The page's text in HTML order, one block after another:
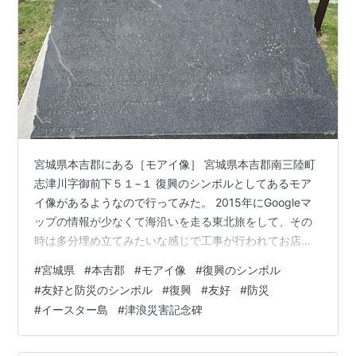
が発見されているが、宣教師により「悪魔の文字」とし
て焼却処分されるなどして現在残っている資料はほとん
どなく、未だ解読されていない。僅かに独特の書き方--
-奇数行と偶数行が180度反転して書かれている---が知
られているのみである。
宮城県本吉郡にある［モアイ像］ 宮城県本吉郡南三陸町
志津川字御前下５１−１ 復興のシンボルとしてあるモア
イ像があるようなので行ってみた。 ⁡2015年にGoogleマ
ップの情報が少なくて海沿いを走る東北旅をして、その
時は多分埋め立てみたいな感じで工事が行われてお店見
ビで観るモアイで左はなんか目が付いてちょっと凛々し
いモアイﾜﾗ 説明見たら［友好と防災のシンボル］の意味
でだいぶ前から置いてあるそうです。 10年経って来ると
思ってなかった。 よく分からないけど私の感覚なんだけ
#宮城県 #本吉郡 #モアイ像 #復興のシンボル
#友好と防災のシンボル #復興 #友好 #防災
#イースター島 #津浪災害記念碑